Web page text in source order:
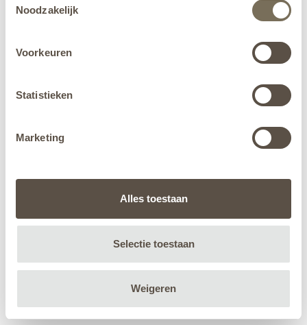
jehier.
Noodzakelijk
Voorkeuren
Statistieken
Marketing
Alles toestaan
Selectie toestaan
Weigeren